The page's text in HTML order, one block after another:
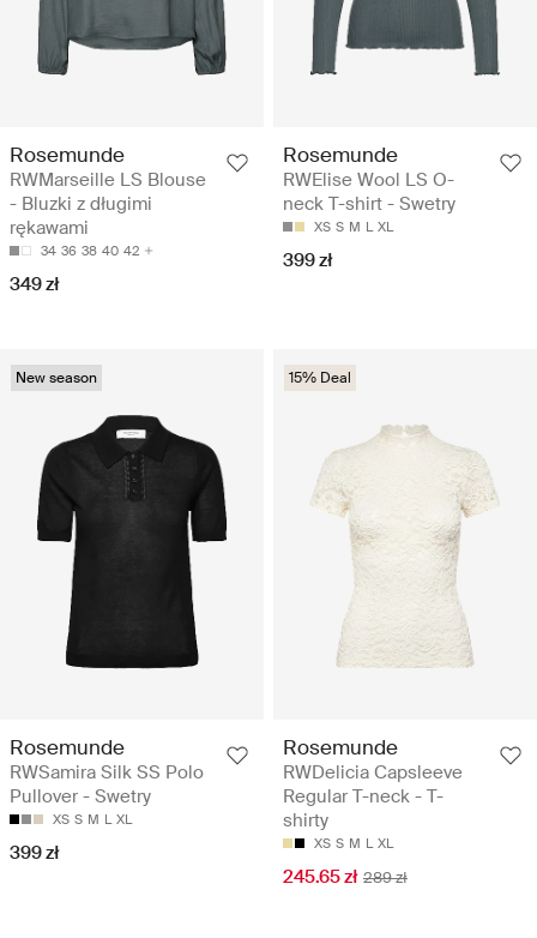
Rosemunde
RWMarseille LS Blouse
- Bluzki z długimi
rękawami
34 36 38 40 42
349 zł
Rosemunde
RWElise Wool LS O-
neck T-shirt - Swetry
XS S M L XL
399 zł
New season
Rosemunde
RWSamira Silk SS Polo
Pullover - Swetry
XS S M L XL
399 zł
15% Deal
Rosemunde
RWDelicia Capsleeve
Regular T-neck - T-
shirty
XS S M L XL
245.65 zł 289 zł